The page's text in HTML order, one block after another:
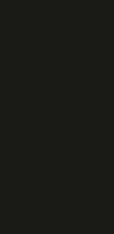
recuando
São